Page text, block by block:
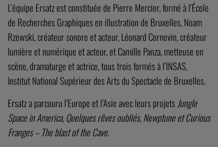
L’équipe Ersatz est constituée de Pierre Mercier, formé à l’École
de Recherches Graphiques en illustration de Bruxelles, Noam
Rzewski, créateur sonore et acteur, Léonard Cornevin, créateur
lumière et numérique et acteur, et Camille Panza, metteuse en
scène, dramaturge et actrice, tous trois formés à l’INSAS,
Institut National Supérieur des Arts du Spectacle de Bruxelles.
Ersatz a parcouru l’Europe et l’Asie avec leurs projetsJungle
Space in America, Quelques rêves oubliés,Newptune et Curious
Franges – The blast of the Cave.